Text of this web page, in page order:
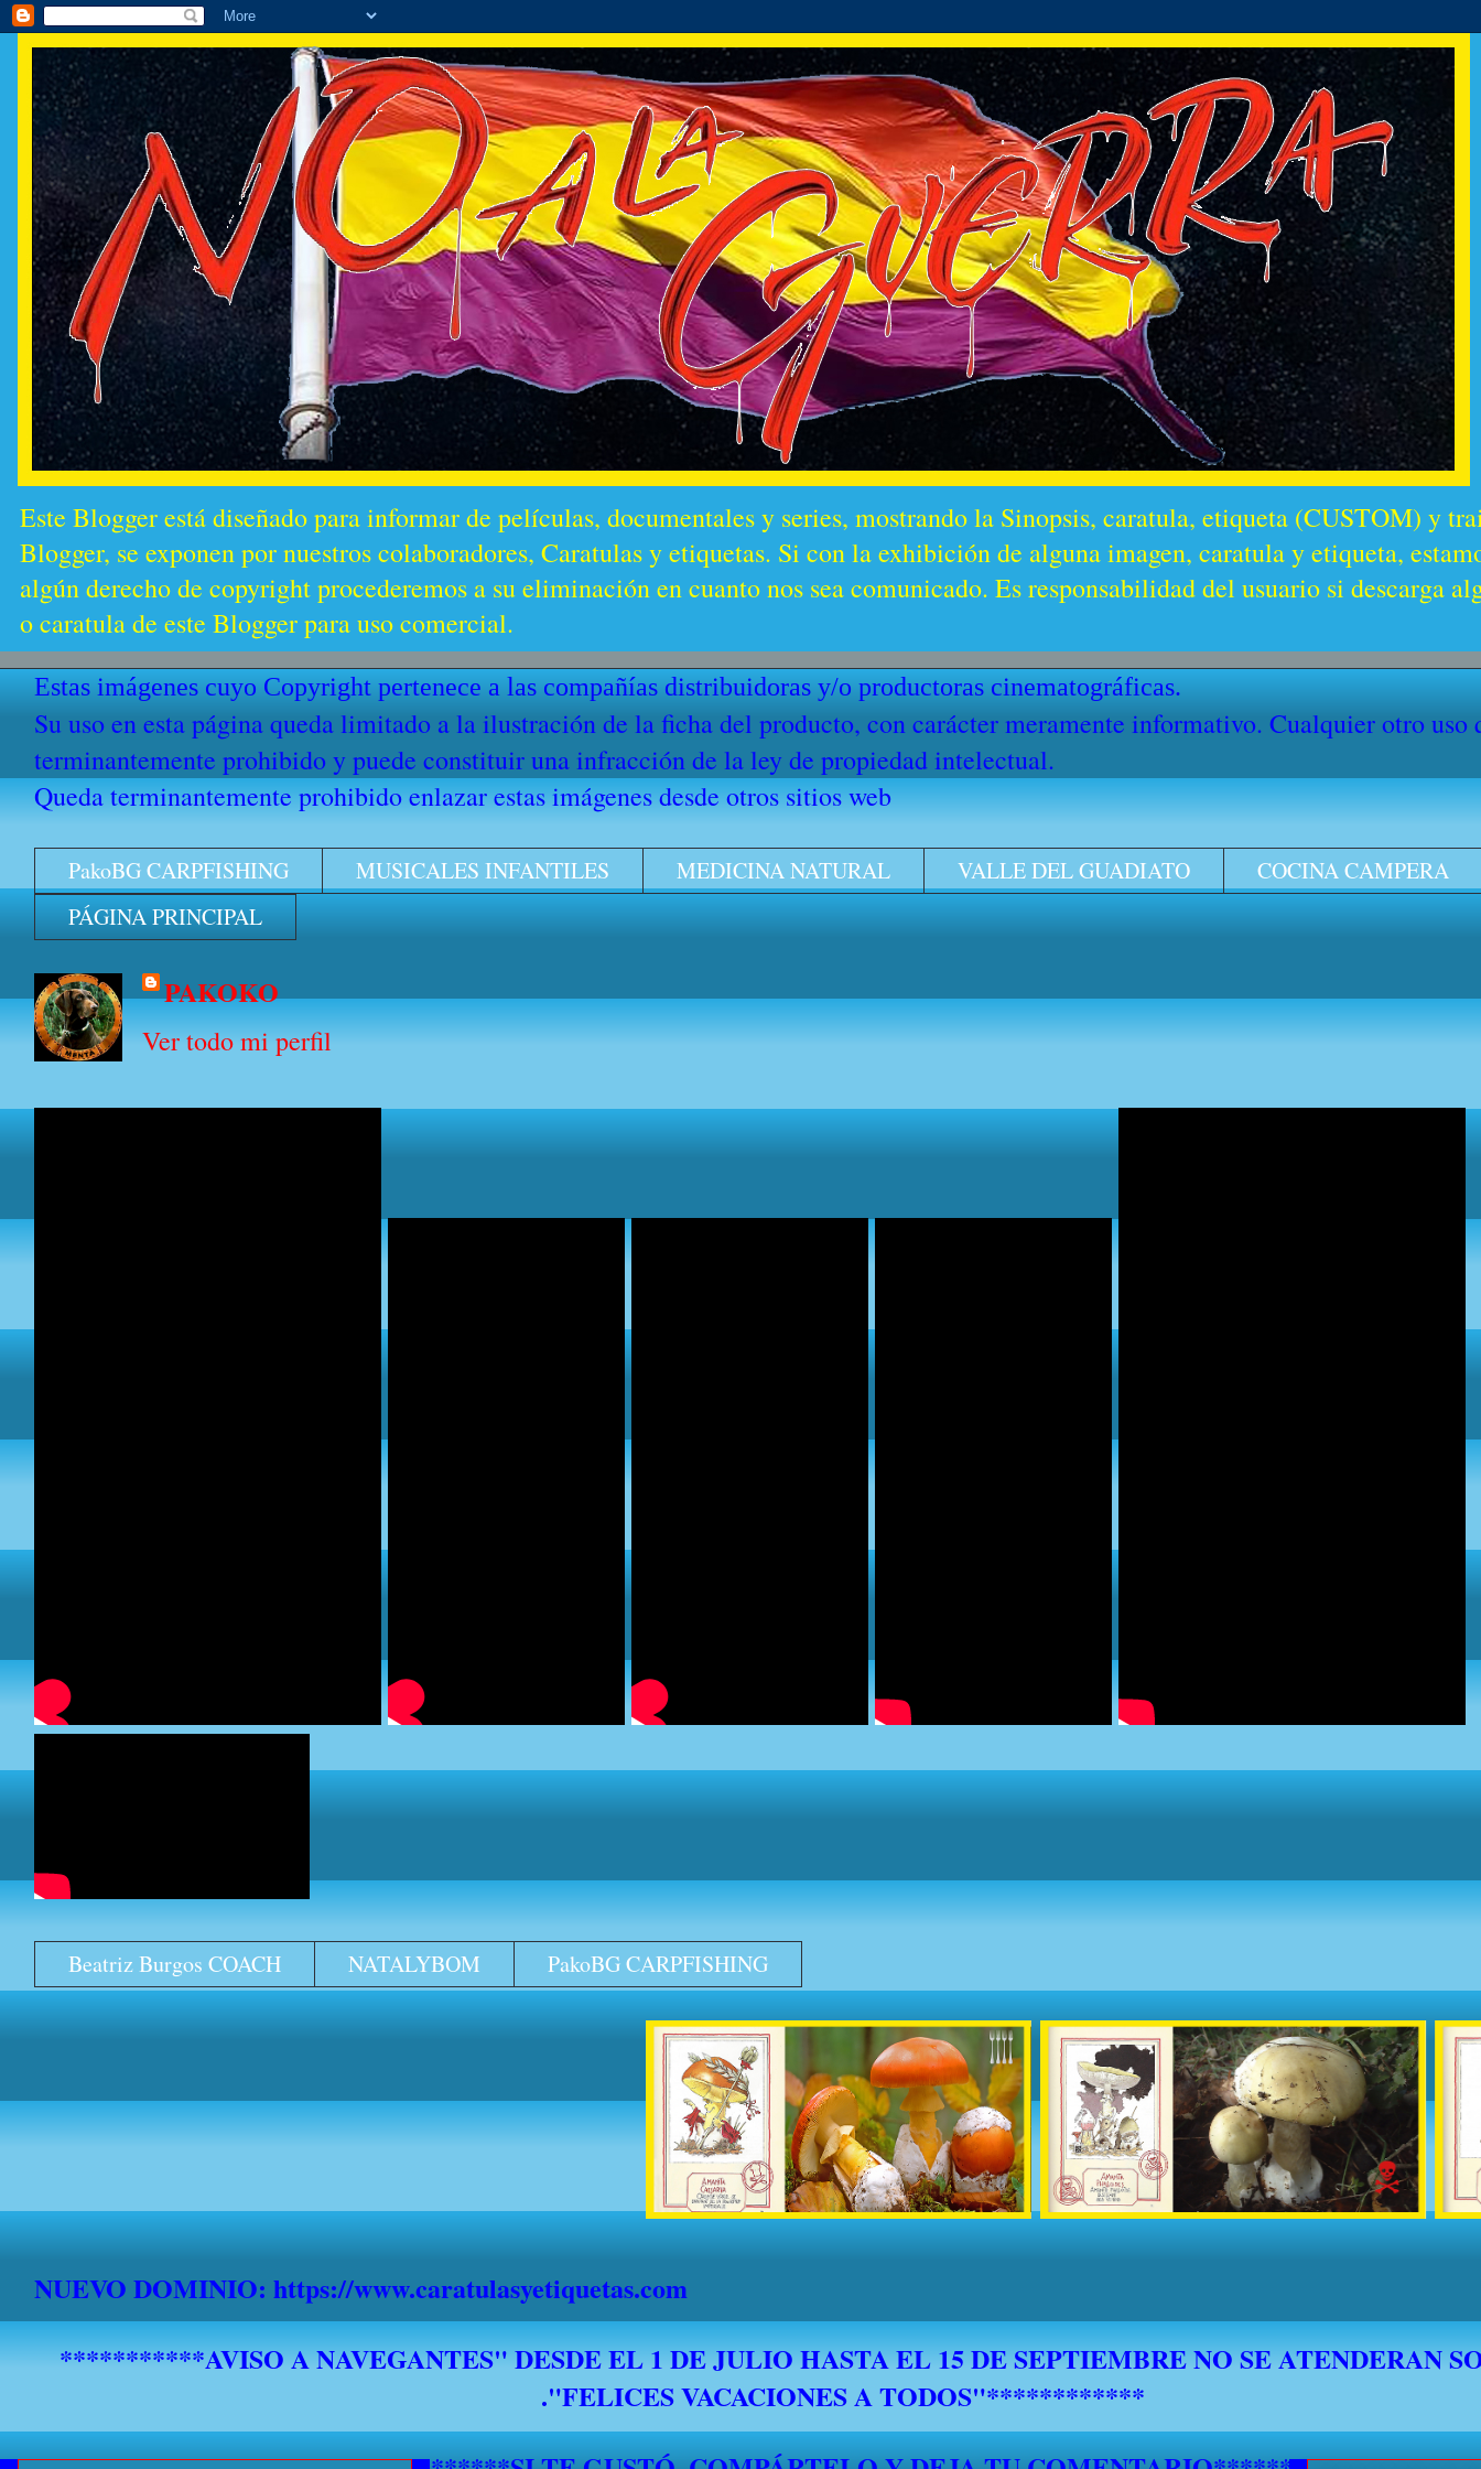
Este Blogger está diseñado para informar de películas, documentales y series, mostrando la Sinopsis, caratula, etiqueta (CUSTOM) y
Blogger, se exponen por nuestros colaboradores, Caratulas y etiquetas. Si con la exhibición de alguna imagen, caratula y etiqueta,
algún derecho de copyright procederemos a su eliminación en cuanto nos sea comunicado. Es responsabilidad del usuario si descarga
o caratula de este Blogger para uso comercial.
Estas imágenes cuyo Copyright pertenece a las compañías distribuidoras y/o productoras cinematográficas.
Su uso en esta página queda limitado a la ilustración de la ficha del producto, con carácter meramente informativo. Cualquier otro uso
terminantemente prohibido y puede constituir una infracción de la ley de propiedad intelectual.
Queda terminantemente prohibido enlazar estas imágenes desde otros sitios web
PakoBG CARPFISHING MUSICALES INFANTILES MEDICINA NATURAL VALLE DEL GUADIATO
COCINA CAMPERA
PÁGINA PRINCIPAL
PAKOKO
Ver todo mi perfil
Beatriz Burgos COACH NATALYBOM PakoBG CARPFISHING
NUEVO DOMINIO: https://www.caratulasyetiquetas.com